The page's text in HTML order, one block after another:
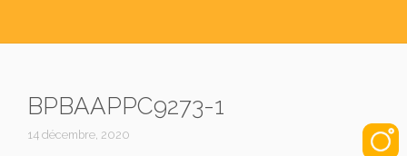
BPBAAPPC9273-1
14 décembre, 2020